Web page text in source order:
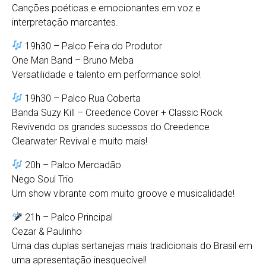
Canções poéticas e emocionantes em voz e
interpretação marcantes.
19h30 – Palco Feira do Produtor
One Man Band – Bruno Meba
Versatilidade e talento em performance solo!
19h30 – Palco Rua Coberta
Banda Suzy Kill – Creedence Cover + Classic Rock
Revivendo os grandes sucessos do Creedence
Clearwater Revival e muito mais!
20h – Palco Mercadão
Nego Soul Trio
Um show vibrante com muito groove e musicalidade!
21h – Palco Principal
Cezar & Paulinho
Uma das duplas sertanejas mais tradicionais do Brasil em
uma apresentação inesquecível!